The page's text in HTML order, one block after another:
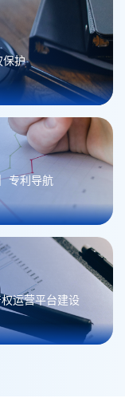
保护
专利导航
运营平台建设